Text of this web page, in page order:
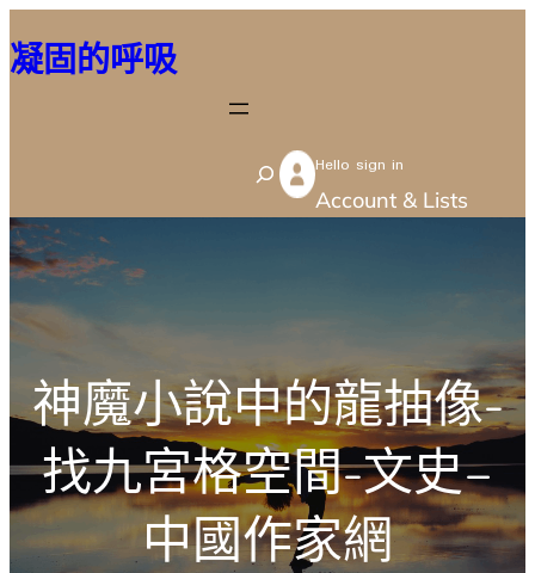
至
容
凝固的呼吸
S
e
Hello sign in
Account & Lists
神魔小說中的龍抽像-
找九宮格空間-文史–
中國作家網